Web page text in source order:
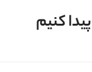
کنیم